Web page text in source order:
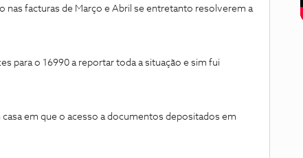
nas facturas de Março e Abril se entretanto resolverem a
16990 a reportar toda a situação e sim fui
que o acesso a documentos depositados em